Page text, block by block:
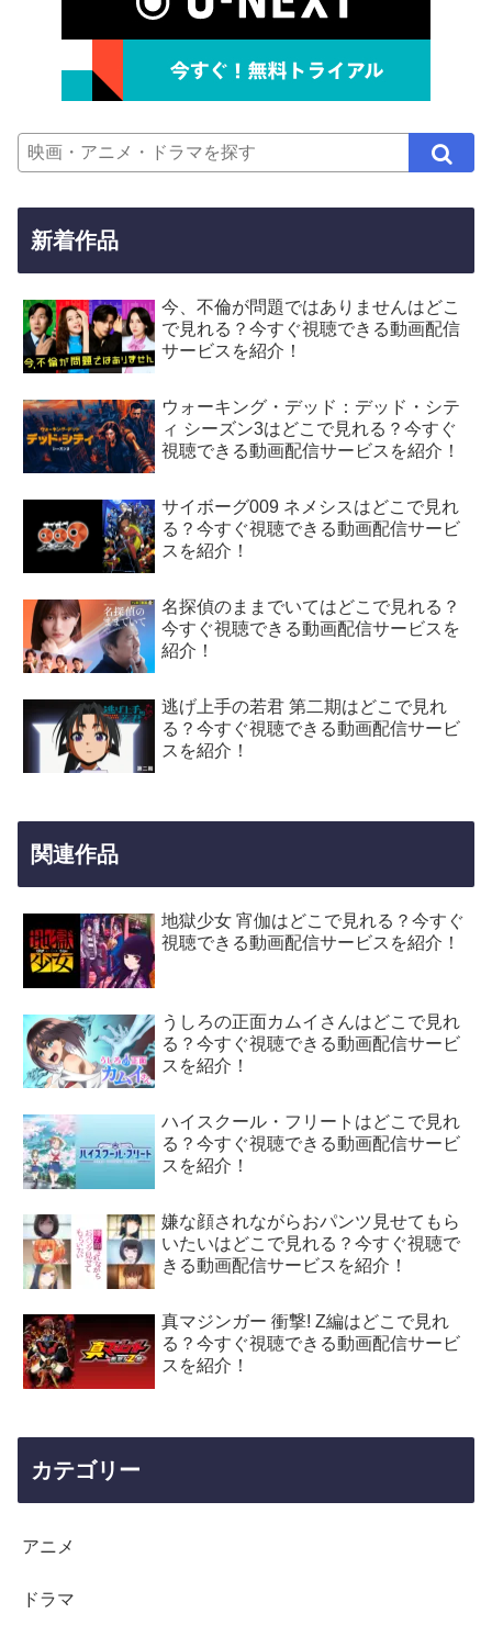
新着作品
今、不倫が問題ではありませんはどこ
で見れる？今すぐ視聴できる動画配信
サービスを紹介！
ウォーキング・デッド：デッド・シテ
ィ シーズン3はどこで見れる？今すぐ
視聴できる動画配信サービスを紹介！
サイボーグ009 ネメシスはどこで見れ
る？今すぐ視聴できる動画配信サービ
スを紹介！
名探偵のままでいてはどこで見れる？
今すぐ視聴できる動画配信サービスを
紹介！
逃げ上手の若君 第二期はどこで見れ
る？今すぐ視聴できる動画配信サービ
スを紹介！
関連作品
地獄少女 宵伽はどこで見れる？今すぐ
視聴できる動画配信サービスを紹介！
うしろの正面カムイさんはどこで見れ
る？今すぐ視聴できる動画配信サービ
スを紹介！
ハイスクール・フリートはどこで見れ
る？今すぐ視聴できる動画配信サービ
スを紹介！
嫌な顔されながらおパンツ見せてもら
いたいはどこで見れる？今すぐ視聴で
きる動画配信サービスを紹介！
真マジンガー 衝撃! Z編はどこで見れ
る？今すぐ視聴できる動画配信サービ
スを紹介！
カテゴリー
アニメ
ドラマ